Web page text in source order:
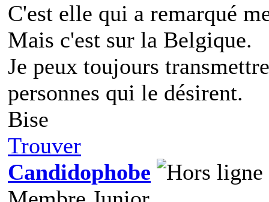
C'est elle qui a remarqué
Mais c'est sur la Belgique.
Je peux toujours
personnes qui le désirent.
Bise
Trouver
Candidophobe